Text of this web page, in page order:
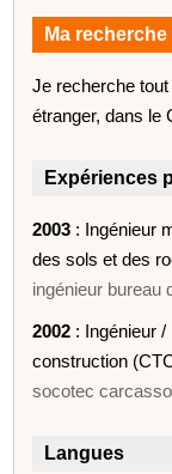
Ma recherche
Je recherche
étranger, dans le
Expériences
2003 : Ingénieur
des sols et des
ingénieur bureau
2002 : Ingénieur
construction
socotec
Langues